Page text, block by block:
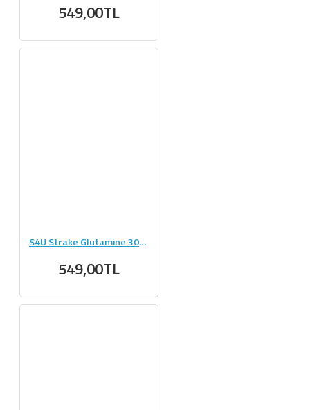
549,00TL
S4U Strake Glutamine 300g Saf Mikronize Aromasız Glutamin
549,00TL